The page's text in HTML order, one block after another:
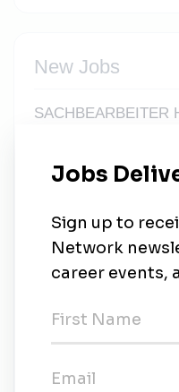
New Jobs
SACHBEARBEITER
Full-time•Remote
SACHBEARBEITER
GAS -SOLAR (m/w/
STARTPRÄMIE
GAS -SOLAR (m/w/